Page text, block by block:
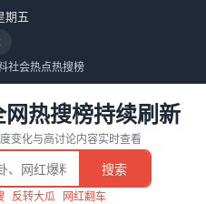
期五
社会热点热搜榜
网热搜榜持续刷新
变化与高讨论内容实时查看
搜索
反转大瓜 网红翻车